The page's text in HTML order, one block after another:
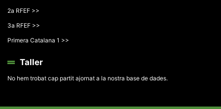
2a RFEF >>
3a RFEF >>
Primera Catalana 1 >>
Taller
No hem trobat cap partit ajornat a la nostra base de dades.